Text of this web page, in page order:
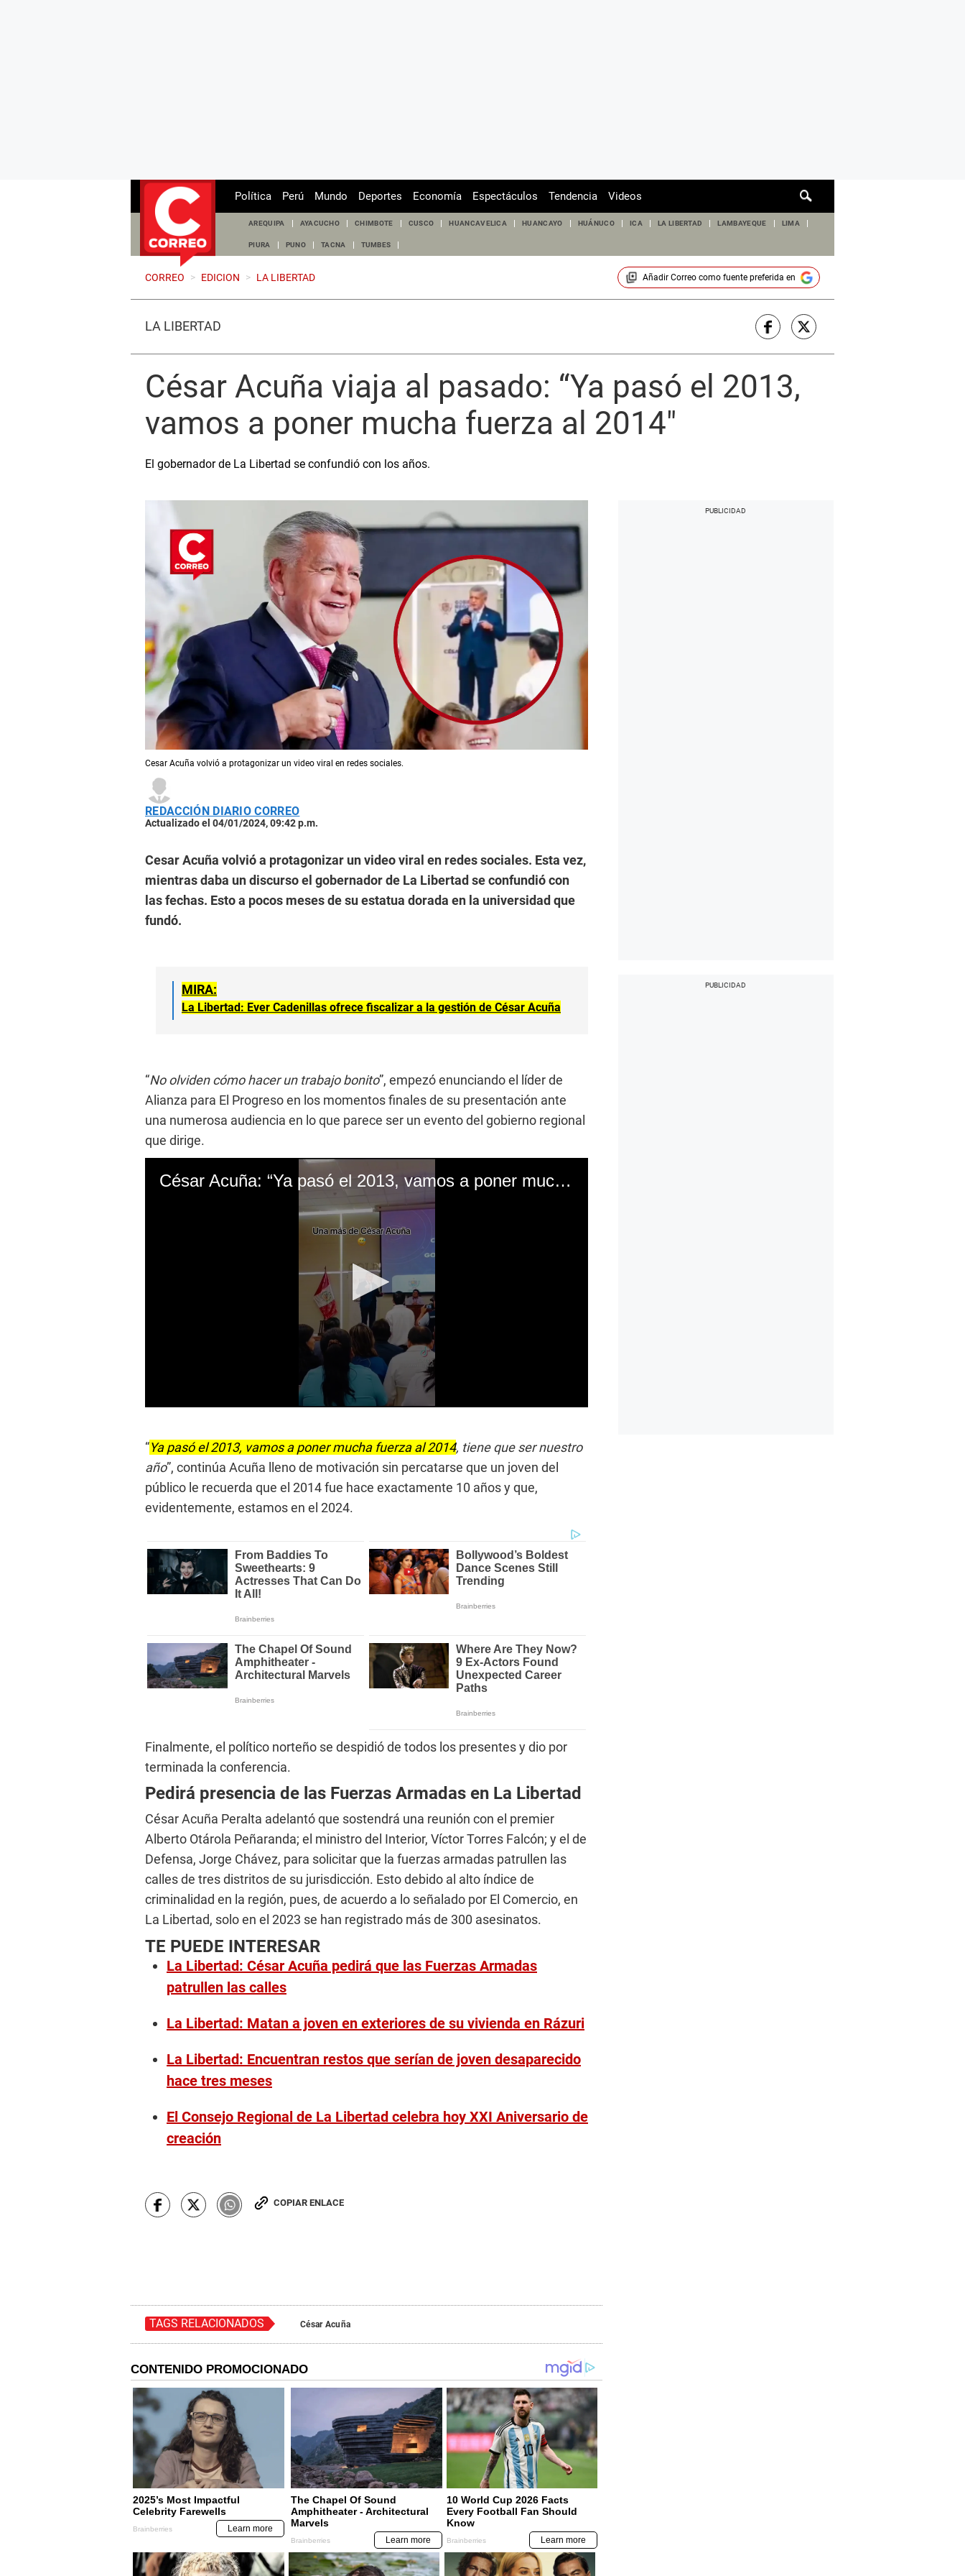
de
Política Perú Mundo Deportes Economía Espectáculos Tendencia Videos
AREQUIPA AYACUCHO CHIMBOTE CUSCO HUANCAVELICA HUANCAYO HUÁNUCO ICA LA LIBERTAD LAMBAYEQUE LIMA
PIURA PUNO TACNA TUMBES
CORREO > EDICION > LA LIBERTAD Añadir Correocomo fuente preferida en
LA LIBERTAD
César Acuña viaja al pasado: “Ya pasó el 2013,
vamos a poner mucha fuerza al 2014″
El gobernador de La Libertad se confundió con los años.
Cesar Acuña volvió a protagonizar un video viral en redes sociales.
REDACCIÓN DIARIO CORREO
Actualizado el 04/01/2024, 09:42 p.m.
Cesar Acuña volvió a protagonizar un video viral en redes sociales. Esta vez,
mientras daba un discurso el gobernador de La Libertad se confundió con
las fechas. Esto a pocos meses de su estatua dorada en la universidad que
fundó.
MIRA:
La Libertad: Ever Cadenillas ofrece fiscalizar a la gestión de César Acuña
“No olviden cómo hacer un trabajo bonito”, empezó enunciando el líder de
Alianza para El Progreso en los momentos finales de su presentación ante
una numerosa audiencia en lo que parece ser un evento del gobierno regional
que dirige.
César Acuña: “Ya pasó el 2013, vamos a poner mucha fuerza al 2014″
c
o
n
s
o
f
s
c
n
o
u
m
e
“Ya pasó el 2013, vamos a poner mucha fuerza al 2014, tiene que ser nuestro
año”, continúa Acuña lleno de motivación sin percatarse que un joven del
público le recuerda que el 2014 fue hace exactamente 10 años y que,
evidentemente, estamos en el 2024.
Finalmente, el político norteño se despidió de todos los presentes y dio por
terminada la conferencia.
Pedirá presencia de las Fuerzas Armadas en La Libertad
César Acuña Peralta adelantó que sostendrá una reunión con el premier
Alberto Otárola Peñaranda; el ministro del Interior, Víctor Torres Falcón; y el de
Defensa, Jorge Chávez, para solicitar que la fuerzas armadas patrullen las
calles de tres distritos de su jurisdicción. Esto debido al alto índice de
criminalidad en la región, pues, de acuerdo a lo señalado por El Comercio, en
La Libertad, solo en el 2023 se han registrado más de 300 asesinatos.
TE PUEDE INTERESAR
La Libertad: César Acuña pedirá que las Fuerzas Armadas
patrullen las calles
La Libertad: Matan a joven en exteriores de su vivienda en Rázuri
La Libertad: Encuentran restos que serían de joven desaparecido
hace tres meses
El Consejo Regional de La Libertad celebra hoy XXI Aniversario de
creación
COPIAR ENLACE
TAGS RELACIONADOS César Acuña